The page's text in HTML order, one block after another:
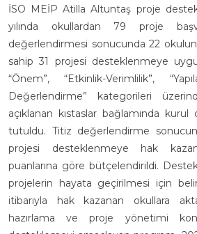
İSO MEİP Atilla Altuntaş proje
yılında okullardan 79 proje
değerlendirmesi sonucunda 22
sahip 31 projesi desteklenmeye
“Önem”, “Etkinlik-Verimlilik”,
Değerlendirme” kategorileri
açıklanan kıstaslar bağlamında
tutuldu. Titiz değerlendirme
projesi desteklenmeye hak
puanlarına göre bütçelendirildi.
projelerin hayata geçirilmesi için
itibarıyla hak kazanan okullara
hazırlama ve proje yönetimi